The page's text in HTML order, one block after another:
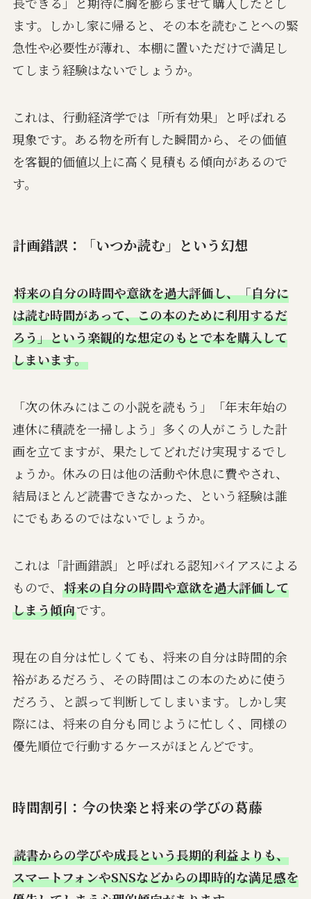
ます。しかし家に帰ると、その本を読むことへの緊
急性や必要性が薄れ、本棚に置いただけで満足し
てしまう経験はないでしょうか。
これは、行動経済学では「所有効果」と呼ばれる
現象です。ある物を所有した瞬間から、その価値
を客観的価値以上に高く見積もる傾向があるので
す。
計画錯誤：「いつか読む」という幻想
将来の自分の時間や意欲を過大評価し、「自分に
は読む時間があって、この本のために利用するだ
ろう」という楽観的な想定のもとで本を購入して
しまいます。
「次の休みにはこの小説を読もう」「年末年始の
連休に積読を一掃しよう」多くの人がこうした計
画を立てますが、果たしてどれだけ実現するでし
ょうか。休みの日は他の活動や休息に費やされ、
結局ほとんど読書できなかった、という経験は誰
にでもあるのではないでしょうか。
これは「計画錯誤」と呼ばれる認知バイアスによる
もので、 将来の自分の時間や意欲を過大評価して
しまう傾向です。
現在の自分は忙しくても、将来の自分は時間的余
裕があるだろう、その時間はこの本のために使う
だろう、と誤って判断してしまいます。しかし実
際には、将来の自分も同じように忙しく、同様の
優先順位で行動するケースがほとんどです。
時間割引：今の快楽と将来の学びの葛藤
読書からの学びや成長という長期的利益よりも、
スマートフォンやSNSなどからの即時的な満足感を